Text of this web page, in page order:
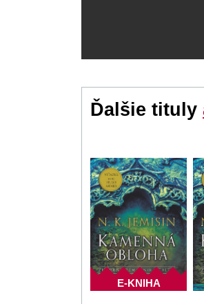
Ďalšie tituly
E-KNIHA